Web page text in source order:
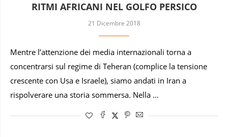
RITMI AFRICANI NEL GOLFO PERSICO
21 Dicembre 2018
Mentre l’attenzione dei media internazionali torna a
concentrarsi sul regime di Teheran (complice la tensione
crescente con Usa e Israele), siamo andati in Iran a
rispolverare una storia sommersa. Nella …